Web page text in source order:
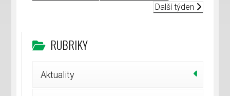
Další týden
RUBRIKY
Aktuality